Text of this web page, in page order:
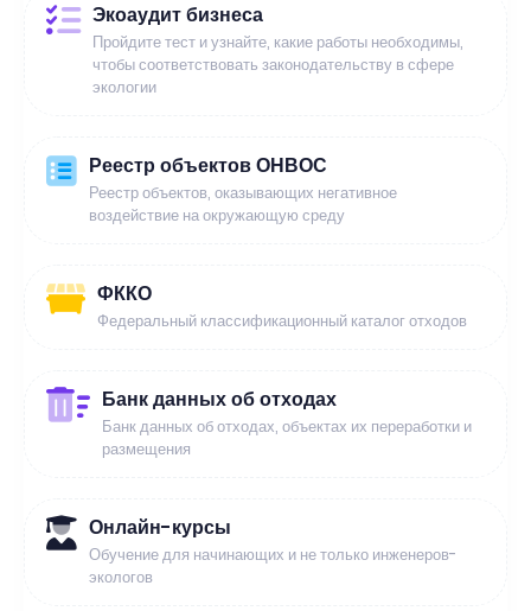
Экоаудит бизнеса
Пройдите тест и узнайте, какие работы необходимы,
чтобы соответствовать законодательству в сфере
экологии
Реестр объектов ОНВОС
Реестр объектов, оказывающих негативное
воздействие на окружающую среду
ФККО
Федеральный классификационный каталог отходов
Банк данных об отходах
Банк данных об отходах, объектах их переработки и
размещения
Онлайн-курсы
Обучение для начинающих и не только инженеров-
экологов